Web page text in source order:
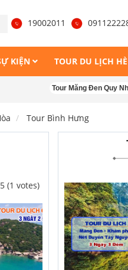
19002011
KIỆN TOUR DU LỊCH HÈ
Tour Măng Đen Quy Nhơn Kon
Tour Bình Hưng
(1 votes)